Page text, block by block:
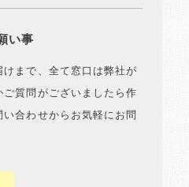
い事
まで、全て窓口は弊社が
ご質問がございましたら作
合わせからお気軽にお問